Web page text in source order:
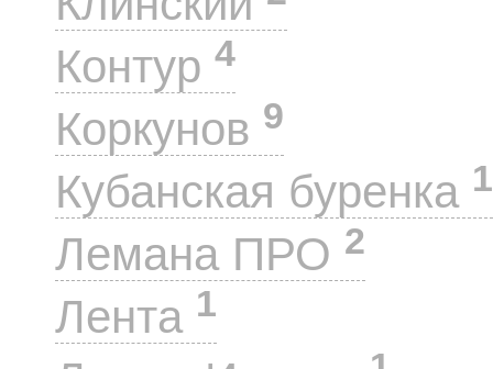
Контур 4
Коркунов 9
Кубанская буренка 1
Лемана ПРО 2
Лента 1